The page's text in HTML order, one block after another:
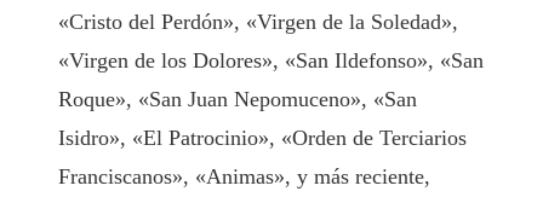
«Cristo del Perdón», «Virgen de la Soledad»,
«Virgen de los Dolores», «San Ildefonso», «San
Roque», «San Juan Nepomuceno», «San
Isidro», «El Patrocinio», «Orden de Terciarios
Franciscanos», «Animas», y más reciente,